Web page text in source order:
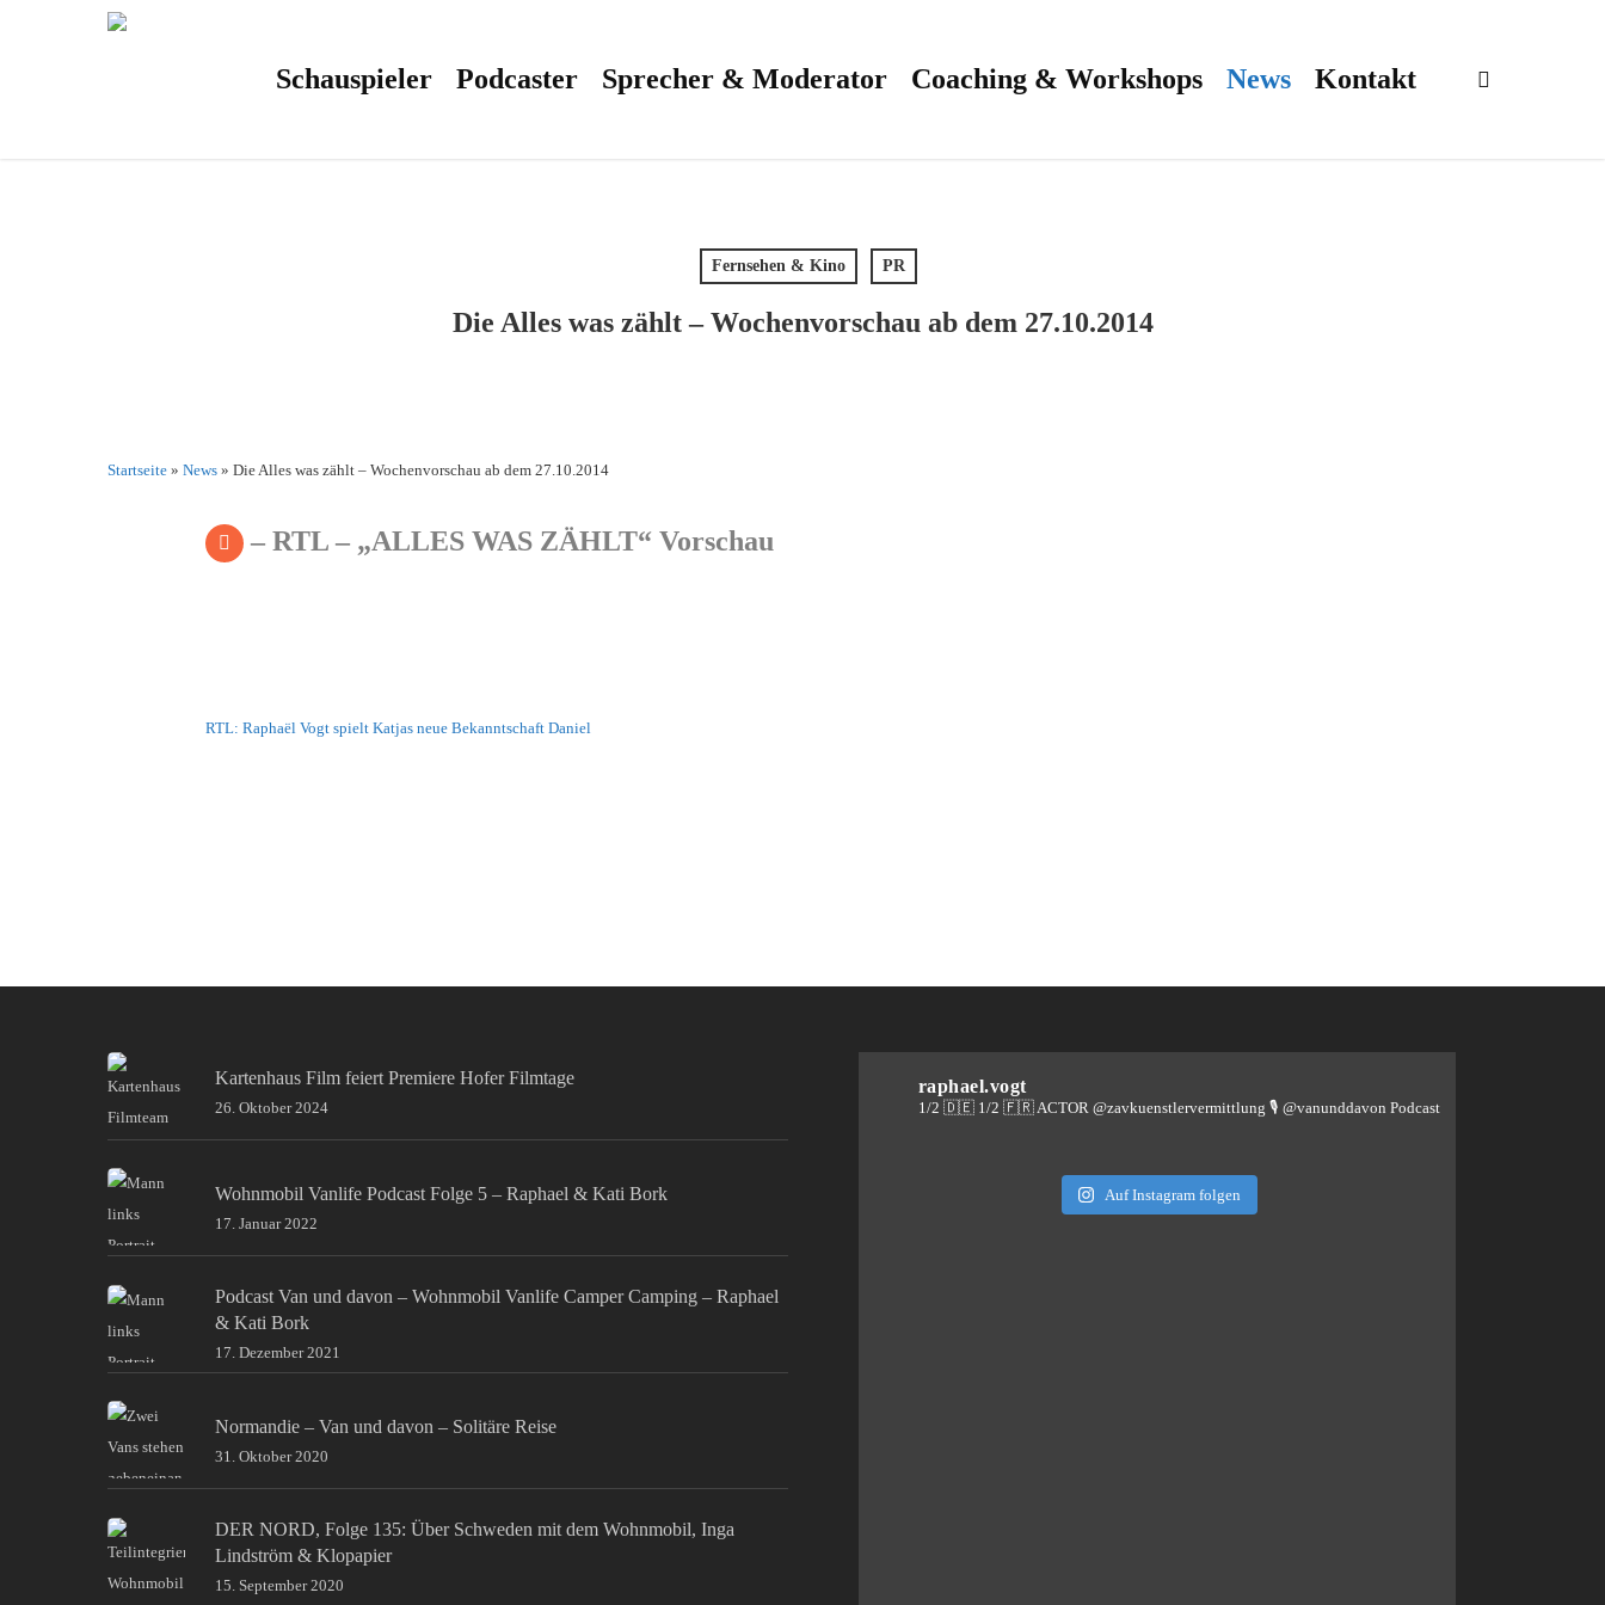
Schauspieler Podcaster Sprecher & Moderator Coaching & Workshops News Kontakt
Fernsehen & Kino PR
Die Alles was zählt – Wochenvorschau ab dem 27.10.2014
Startseite » News » Die Alles was zählt – Wochenvorschau ab dem 27.10.2014
– RTL – „ALLES WAS ZÄHLT“ Vorschau
RTL: Raphaël Vogt spielt Katjas neue Bekanntschaft Daniel
Kartenhaus Film feiert Premiere Hofer Filmtage
26. Oktober 2024
Wohnmobil Vanlife Podcast Folge 5 – Raphael & Kati Bork
17. Januar 2022
Podcast Van und davon – Wohnmobil Vanlife Camper Camping – Raphael
& Kati Bork
17. Dezember 2021
Normandie – Van und davon – Solitäre Reise
31. Oktober 2020
DER NORD, Folge 135: Über Schweden mit dem Wohnmobil, Inga
Lindström & Klopapier
15. September 2020
raphael.vogt
1/2 🇩🇪 1/2 🇫🇷 ACTOR @zavkuenstlervermittlung 🎙️ @vanunddavon Podcast
Auf Instagram folgen